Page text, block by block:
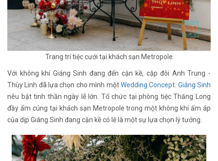
Trang trí tiệc cưới tại khách sạn Metropole
Với không khí Giáng Sinh đang đến cận kề, cặp đôi Anh Trung -
Thùy Linh đã lựa chọn cho mình mộtWedding Concept: Giáng Sinh
nêu bật tinh thần ngày lễ lớn. Tổ chức tại phòng tiệc Thăng Long
đầy ấm cúng tại khách sạn Metropole trong một không khí ấm áp
của dịp Giáng Sinh đang cận kề có lẽ là một sự lựa chọn lý tưởng.